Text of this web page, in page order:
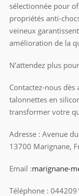
sélectionnée pour
propriétés anti-
veineux
amélioration de la
N'attendez plus
Contactez-nous
talonnettesen
transformer votre
Adresse : Avenue
13700 Marignane,
Email :marignane-
Téléphone :